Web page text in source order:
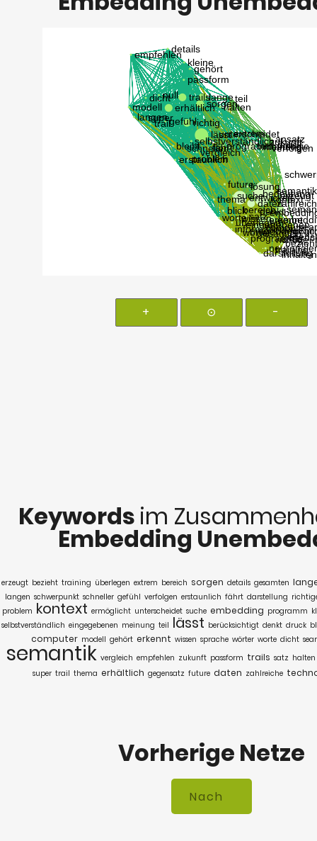
+ ⊙ -
Keywords im
Embedding
erzeugt bezieht training überlegen extrem bereich sorgen details gesamten
langen schwerpunkt schneller gefühl verfolgen erstaunlich fährt darstellung
problem kontext ermöglicht unterscheidet suche embedding programm
selbstverständlich eingegebenen meinung teil lässt berücksichtigt denkt druck
computer modell gehört erkennt wissen sprache wörter worte dicht
semantik vergleich empfehlen zukunft passform trails satz halten
super trail thema erhältlich gegensatz future daten zahlreiche
Vorherige Netze